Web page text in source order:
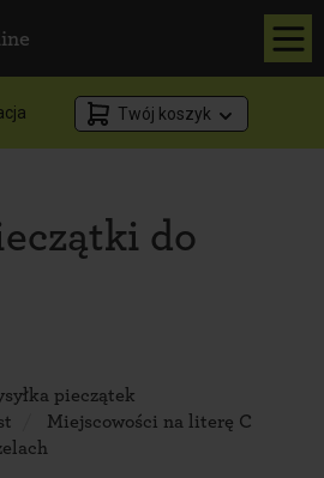
Twój koszyk
do
pieczątek
Miejscowości na literę C